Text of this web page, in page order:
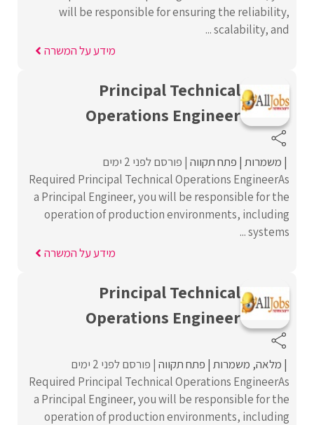
will be responsible for ensuring the reliability,
scalability, and ...
מידע על המשרה
Principal Technical
Operations Engineer
משמרות פתח תקווה פורסם לפני 2 ימים
Required Principal Technical Operations EngineerAs
a Principal Engineer, you will be responsible for the
operation of production environments, including
systems ...
מידע על המשרה
Principal Technical
Operations Engineer
מלאה משמרות פתח תקווה פורסם לפני 2 ימים
Required Principal Technical Operations EngineerAs
a Principal Engineer, you will be responsible for the
operation of production environments, including